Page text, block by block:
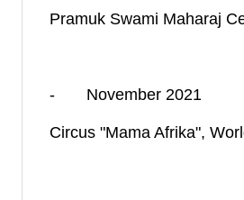
Pramuk Swami Maharaj
- November 2021
Circus "Mama Afrika",